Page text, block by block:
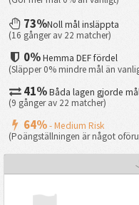
73%Noll mål insläppta
(16 gånger av 22 matcher)
0%Hemma DEF fördel
(Släpper 0% mindre mål än
41%Båda lagen gjorde
(9 gånger av 22 matcher)
64%- Medium Risk
(Poängställningen är något